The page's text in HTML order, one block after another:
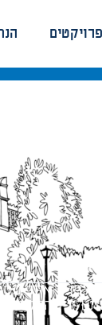
יפו. האתר
הדין